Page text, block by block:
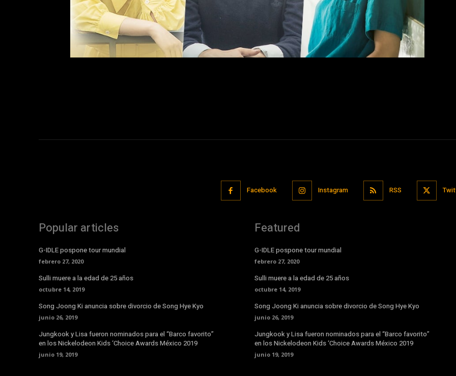
Facebook Instagram RSS
Popular articles
G-IDLE pospone tour mundial
febrero 27, 2020
Sulli muere a la edad de 25 años
octubre 14, 2019
Song Joong Ki anuncia sobre divorcio de Song Hye Kyo
junio 26, 2019
Jungkook y Lisa fueron nominados para el “Barco favorito”
en los Nickelodeon Kids ‘Choice Awards México 2019
junio 19, 2019
Featured
G-IDLE pospone tour mundial
febrero 27, 2020
Sulli muere a la edad de 25 años
octubre 14, 2019
Song Joong Ki anuncia sobre divorcio de Song Hye Kyo
junio 26, 2019
Jungkook y Lisa fueron nominados para el “Barco favorito”
en los Nickelodeon Kids ‘Choice Awards México 2019
junio 19, 2019